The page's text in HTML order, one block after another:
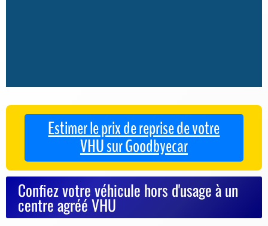
Estimer le prix de reprise de votre
VHU sur Goodbyecar
Confiez votre véhicule hors d'usage à un
centre agréé VHU